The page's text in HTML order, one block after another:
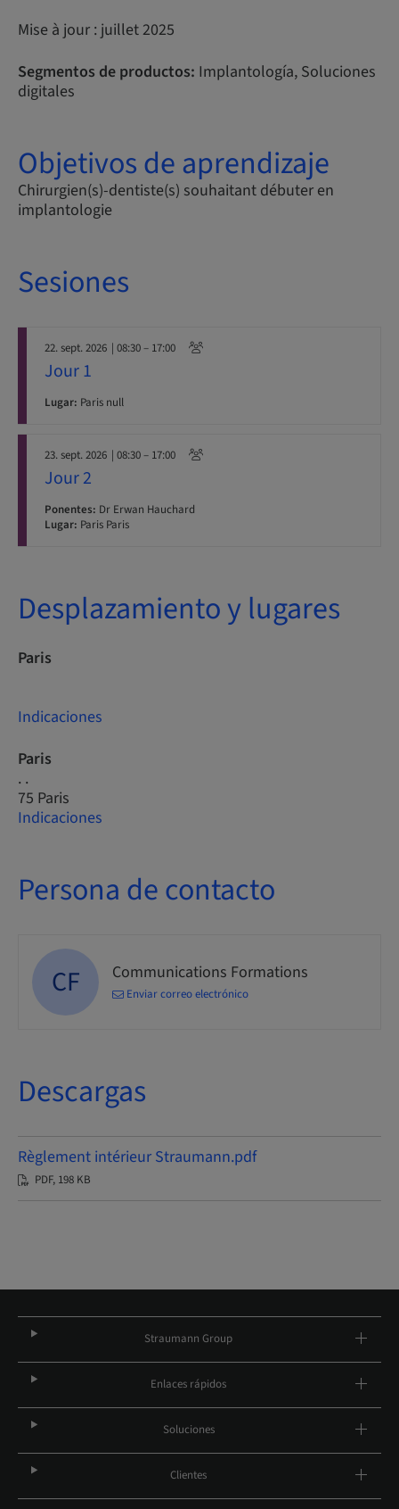
Mise à jour : juillet 2025
Segmentos de productos: Implantología, Soluciones
digitales
Objetivos de aprendizaje
Chirurgien(s)-dentiste(s) souhaitant débuter en
implantologie
Sesiones
22. sept. 2026 | 08:30 – 17:00
Jour 1
Lugar: Paris null
23. sept. 2026 | 08:30 – 17:00
Jour 2
Ponentes: Dr Erwan Hauchard
Lugar: Paris Paris
Desplazamiento y lugares
Paris
Indicaciones
Paris
. .
75 Paris
Indicaciones
Persona de contacto
CF Communications Formations
Enviar correo electrónico
Descargas
Règlement intérieur Straumann.pdf
PDF, 198 KB
Straumann Group
Enlaces rápidos
Soluciones
Clientes